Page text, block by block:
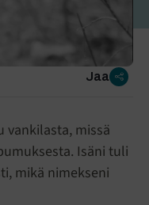
Jaa
vankilasta, missä
Isäni tuli
mikä nimekseni